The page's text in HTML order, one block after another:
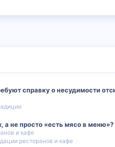
справку о несудимости
а не просто «есть мясо в меню»?
и кафе
ресторанов и кафе